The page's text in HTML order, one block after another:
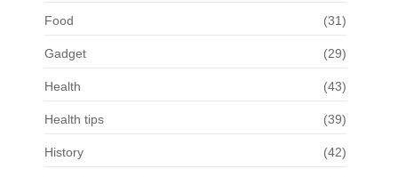
Food (31)
Gadget (29)
Health (43)
Health tips (39)
History (42)